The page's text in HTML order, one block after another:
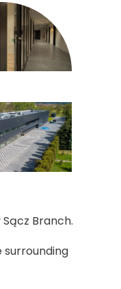
powiększenie
powiększenie
Branch.